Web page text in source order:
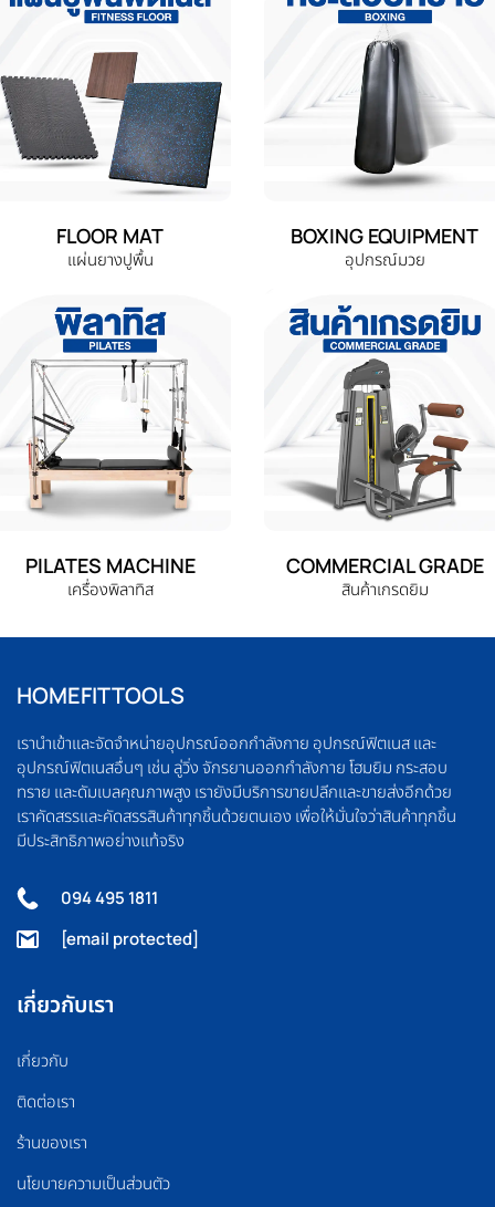
FLOOR MAT
แผ่นยางปูพื้น
BOXING EQUIPMENT
อุปกรณ์มวย
PILATES MACHINE
เครื่องพิลาทิส
COMMERCIAL GRADE
สินค้าเกรดยิม
HOMEFITTOOLS
เรานำเข้าและจัดจำหน่ายอุปกรณ์ออกกำลังกาย อุปกรณ์ฟิตเนส และ
อุปกรณ์ฟิตเนสอื่นๆ เช่น ลู่วิ่ง จักรยานออกกำลังกาย โฮมยิม กระสอบ
ทราย และดัมเบลคุณภาพสูง เรายังมีบริการขายปลีกและขายส่งอีกด้วย
เราคัดสรรและคัดสรรสินค้าทุกชิ้นด้วยตนเอง เพื่อให้มั่นใจว่าสินค้าทุกชิ้น
มีประสิทธิภาพอย่างแท้จริง
094 495 1811
[email protected]
เกี่ยวกับเรา
เกี่ยวกับ
ติดต่อเรา
ร้านของเรา
นโยบายความเป็นส่วนตัว